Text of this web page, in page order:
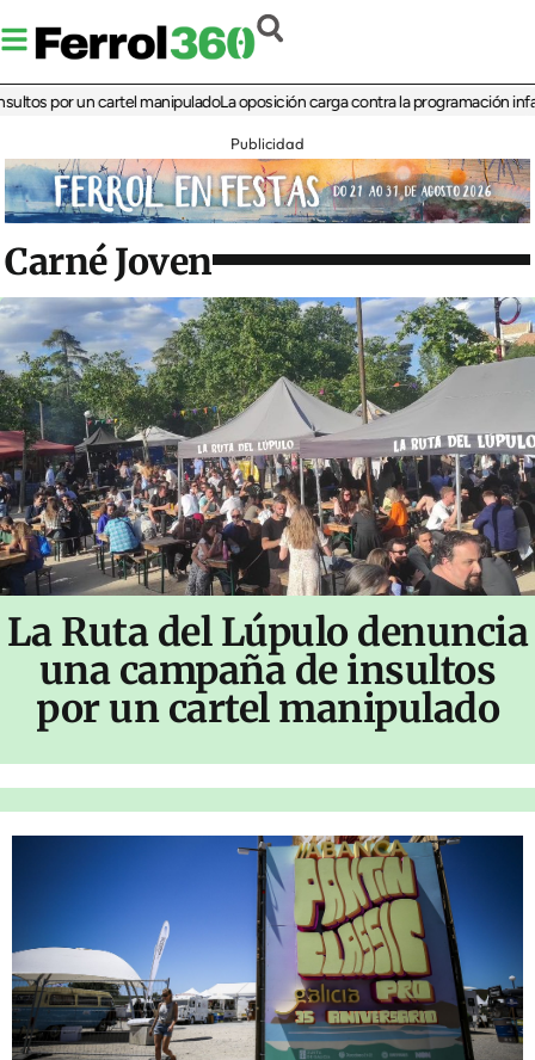
un cartel manipuladoLa oposición carga contra la programación infantil de
Publicidad
Carné Joven
La Ruta del Lúpulo denuncia
una campaña de insultos
por un cartel manipulado